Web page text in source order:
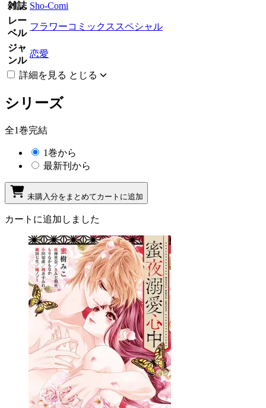
雑誌 Sho-Comi
レー
ベル
フラワーコミックススペシャル
ジャ
ンル
恋愛
詳細を見る とじる
シリーズ
全1巻完結
1巻から
最新刊から
未購入分をまとめてカートに追加
カートに追加しました